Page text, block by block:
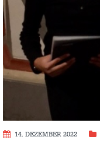
14. DEZEMBER 2022